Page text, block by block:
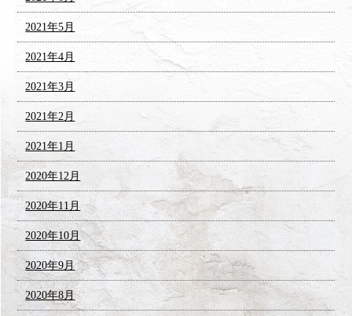
2021年5月
2021年4月
2021年3月
2021年2月
2021年1月
2020年12月
2020年11月
2020年10月
2020年9月
2020年8月